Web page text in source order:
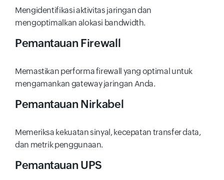
Mengidentifikasi aktivitas jaringan dan
mengoptimalkan alokasi bandwidth.
Pemantauan Firewall
Memastikan performa firewall yang optimal untuk
mengamankan gateway jaringan Anda.
Pemantauan Nirkabel
Memeriksa kekuatan sinyal, kecepatan transfer data,
dan metrik penggunaan.
Pemantauan UPS